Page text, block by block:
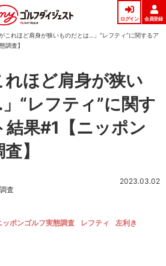
ログイン 会員登録
がこれほど肩身が狭いものだとは…」“レフティ”に関するア
調査】
れほど肩身が狭い
“レフティ”に関す
結果#1【ニッポン
】
査
2023.03.02
ッポンゴルフ実態調査 レフティ
左利き